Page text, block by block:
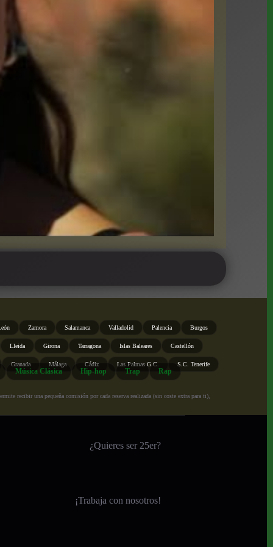
Zamora Salamanca Valladolid Palencia Burgos
Lleida Girona Tarragona Islas Baleares Castellón
Granada Málaga Cádiz Las Palmas G.C. S.C. Tenerife
Música Clásica Hip-hop Trap Rap
recibir una pequeña comisión por cada reserva realizada (sin coste extra para ti),
¿Quieres ser 25er?
¡Trabaja con nosotros!